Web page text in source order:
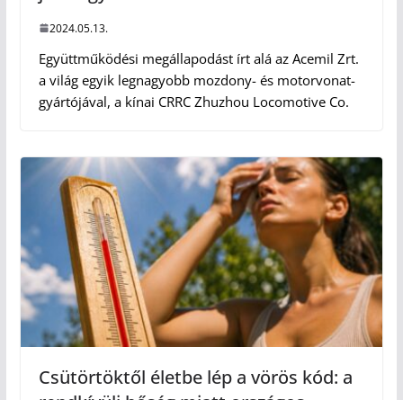
2024.05.13.
Együttműködési megállapodást írt alá az Acemil Zrt.
a világ egyik legnagyobb mozdony- és motorvonat-
gyártójával, a kínai CRRC Zhuzhou Locomotive Co.
Csütörtöktől életbe lép a vörös kód: a